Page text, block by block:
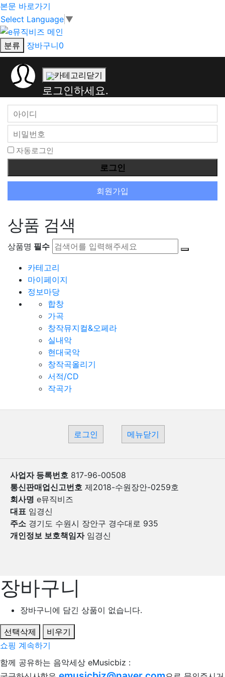
본문 바로가기
Select Language ▼
분류 장바구니0
회
원
로
그
인
카테고리닫기
로그인하세요.
자동로그인
회원가입
상품 검색
상품명 필수
카테고리
마이페이지
정보마당
합창
가곡
창작뮤지컬&오페라
실내악
현대국악
창작곡올리기
서적/CD
작곡가
로그인 메뉴닫기
사업자 등록번호 817-96-00508
통신판매업신고번호 제2018-수원장안-0259호
회사명 e뮤직비즈
대표 임경신
주소 경기도 수원시 장안구 경수대로 935
개인정보 보호책임자임경신
장바구니
장바구니에 담긴 상품이 없습니다.
선택삭제
비우기
쇼핑 계속하기
함께 공유하는 음악세상 eMusicbiz :